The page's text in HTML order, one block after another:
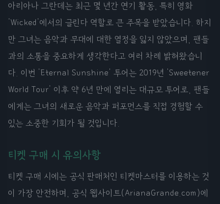
아리아나 그란데는 최근 몇 년간 연기 활동, 특히 영화
'Wicked'에서의 글린다 역할로 큰 주목을 받았습니다. 하지
만 그녀는 음악과 무대에 대한 열정을 잃지 않았으며, 팬들
과의 소통을 중요하게 생각한다고 여러 차례 밝혀왔습니
다. 이번 'Eternal Sunshine' 투어는 2019년 'Sweetener
World Tour' 이후 약 6년 만에 열리는 대규모 투어로, 팬들
에게는 그녀의 새로운 음악과 퍼포먼스를 직접 경험할 수
있는 소중한 기회가 될 것입니다.
티켓 구매 시 유의사항
티켓 구매 시에는 공식 판매처인 티켓마스터를 이용하는 것
이 가장 안전하며, 공식 웹사이트(ArianaGrande.com)에